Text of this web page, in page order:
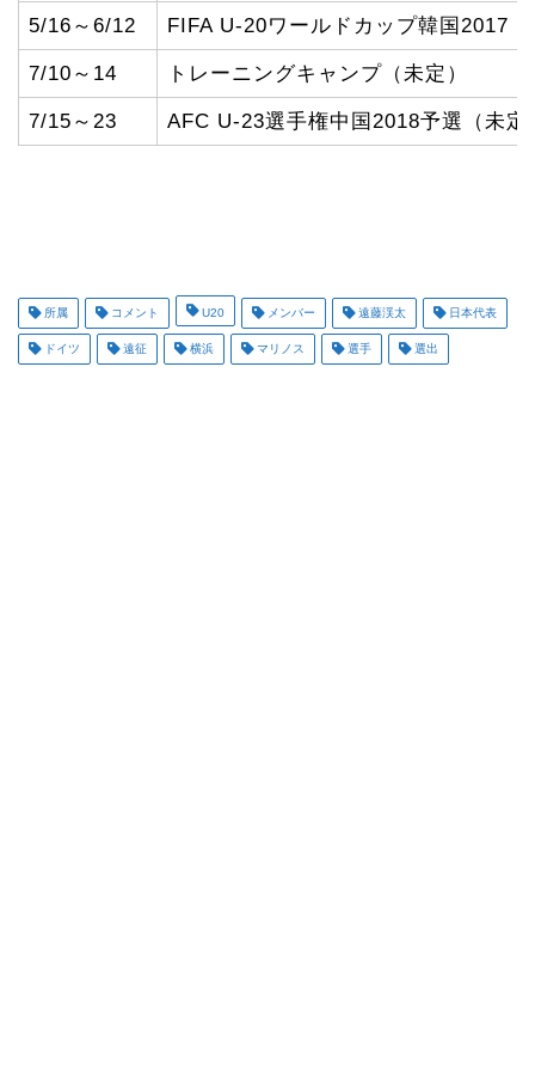
5/16～6/12 FIFA U-20ワールドカップ韓国2017
7/10～14 トレーニングキャンプ（未定）
7/15～23 AFC U-23選手権中国2018予選（未定
所属 コメント U20 メンバー 遠藤渓太 日本代表
ドイツ 遠征 横浜 マリノス 選手 選出